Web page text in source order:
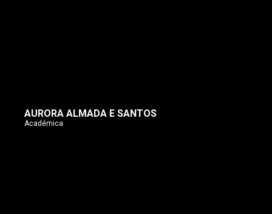
AURORA ALMADA E SANTOS
Académica